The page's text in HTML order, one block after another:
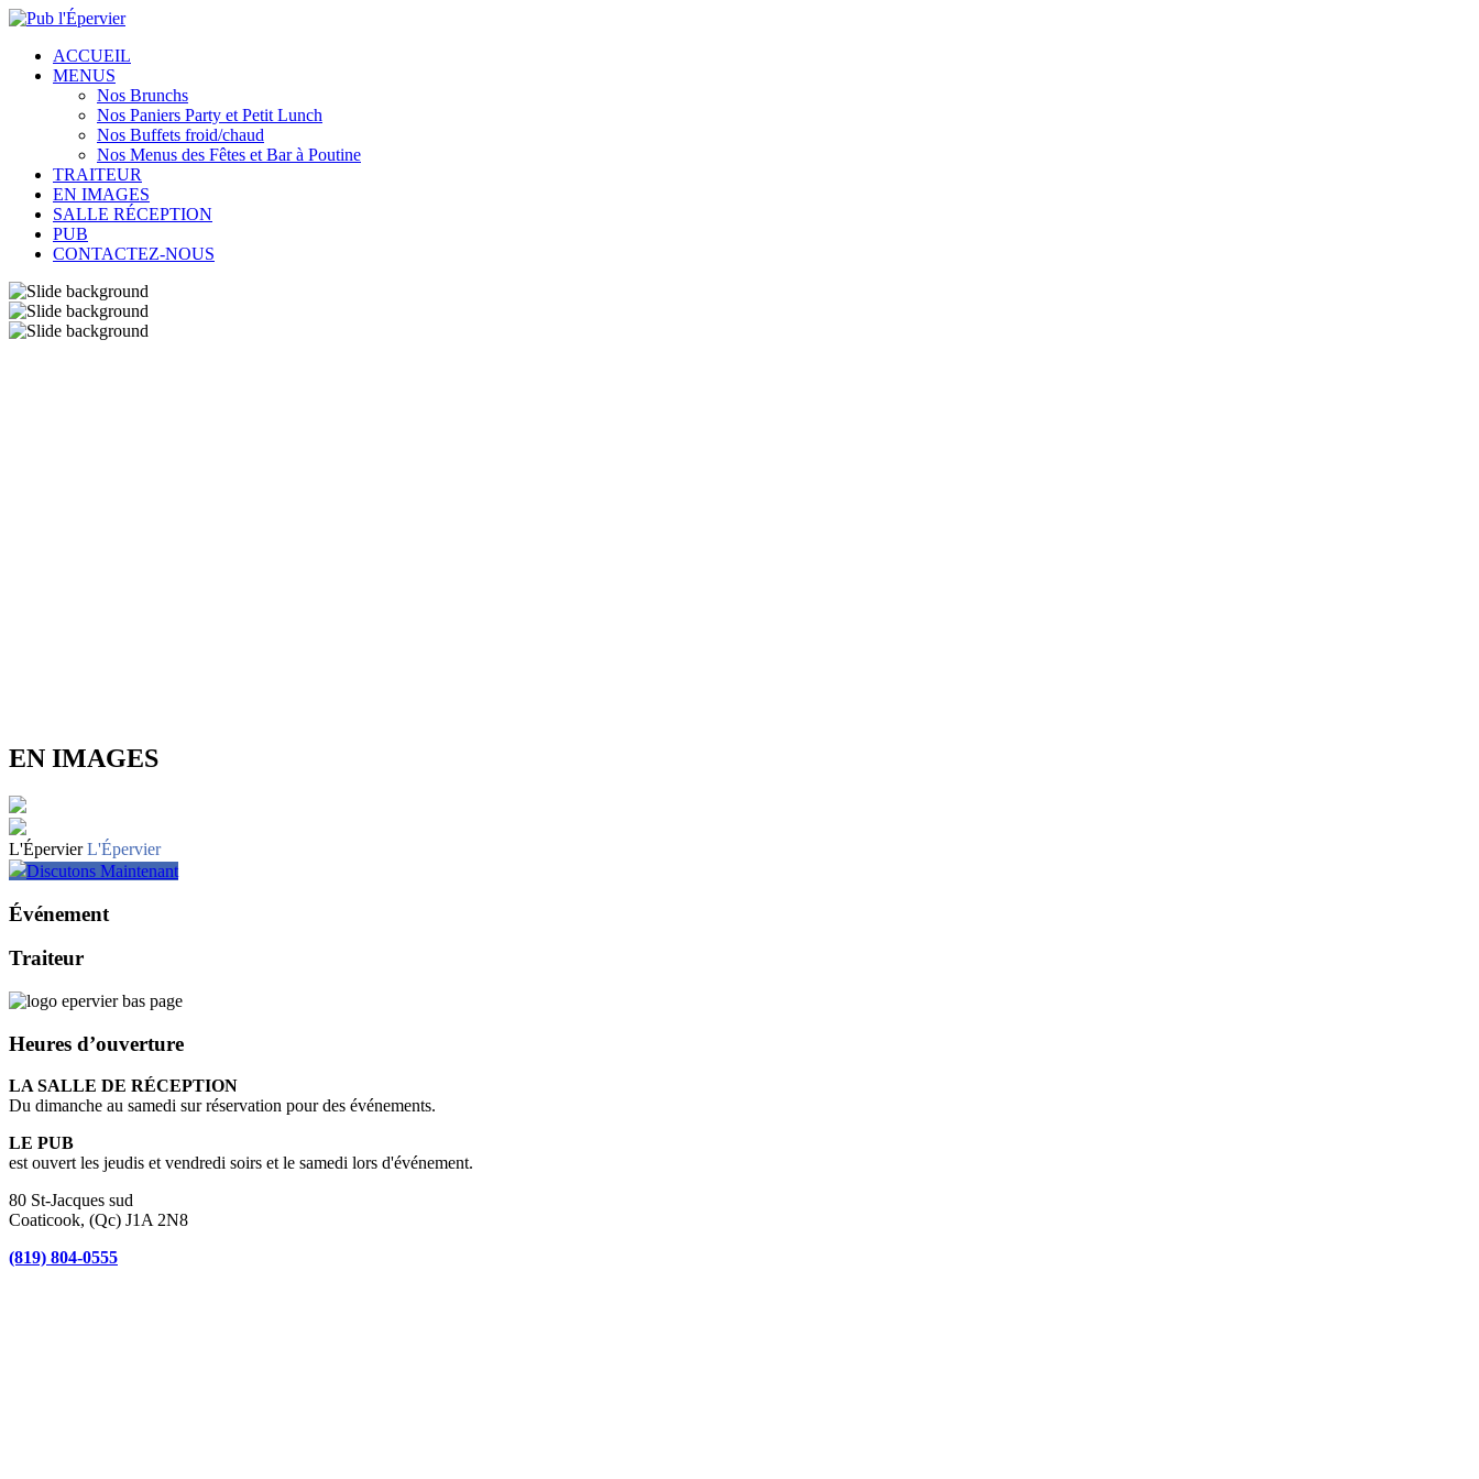
ACCUEIL
MENUS
Nos Brunchs
Nos Paniers Party et Petit Lunch
Nos Buffets froid/chaud
Nos Menus des Fêtes et Bar à Poutine
TRAITEUR
EN IMAGES
SALLE RÉCEPTION
PUB
CONTACTEZ-NOUS
EN IMAGES
L'Épervier L'Épervier
Discutons Maintenant
Événement
Traiteur
Heures d’ouverture
LA SALLE DE RÉCEPTION
Du dimanche au samedi sur réservation pour des événements.
LE PUB
est ouvert les jeudis et vendredi soirs et le samedi lors d'événement.
80 St-Jacques sud
Coaticook, (Qc) J1A 2N8
(819) 804-0555